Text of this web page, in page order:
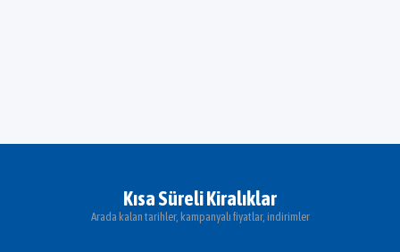
Kısa Süreli Kiralıklar
Arada kalan tarihler, kampanyalı fiyatlar, indirimler